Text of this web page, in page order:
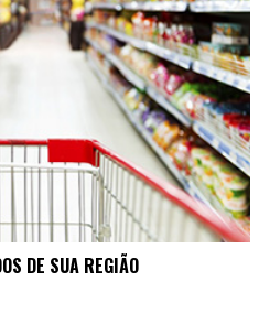
DE SUA REGIÃO